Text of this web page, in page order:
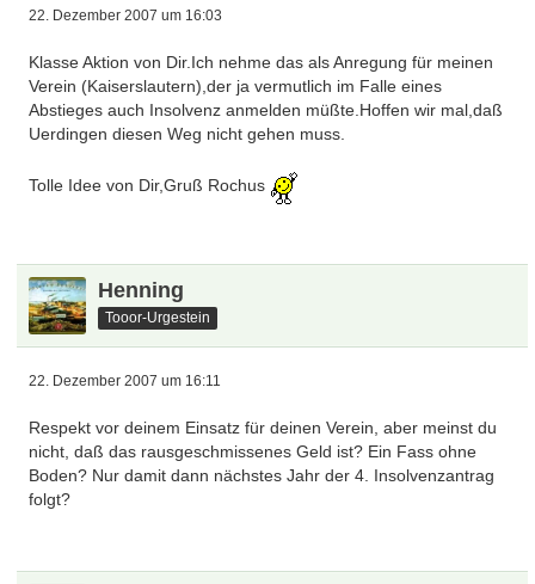
22. Dezember 2007 um 16:03
Klasse Aktion von Dir.Ich nehme das als Anregung für meinen
Verein (Kaiserslautern),der ja vermutlich im Falle eines
Abstieges auch Insolvenz anmelden müßte.Hoffen wir mal,daß
Uerdingen diesen Weg nicht gehen muss.
Tolle Idee von Dir,Gruß Rochus
Henning
Tooor-Urgestein
22. Dezember 2007 um 16:11
Respekt vor deinem Einsatz für deinen Verein, aber meinst du
nicht, daß das rausgeschmissenes Geld ist? Ein Fass ohne
Boden? Nur damit dann nächstes Jahr der 4. Insolvenzantrag
folgt?